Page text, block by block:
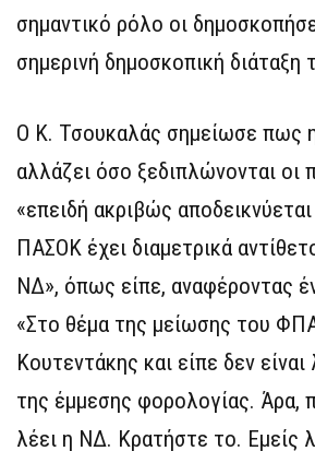
σημαντικό ρόλο οι
σημερινή δημοσκοπική
Ο Κ. Τσουκαλάς σημείωσε πως
αλλάζει όσο ξεδιπλώνονται οι
«επειδή ακριβώς
ΠΑΣΟΚ έχει διαμετρικά
ΝΔ», όπως είπε, αναφέροντας
«Στο θέμα της μείωσης του
Κουτεντάκης και είπε δεν
της έμμεσης φορολογίας. Άρα,
λέει η ΝΔ. Κρατήστε το. Εμείς